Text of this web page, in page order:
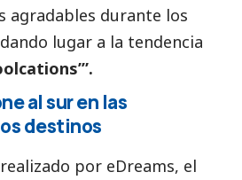
agradables durante los
lugar a la tendencia
al sur en las
destinos
por eDreams, el